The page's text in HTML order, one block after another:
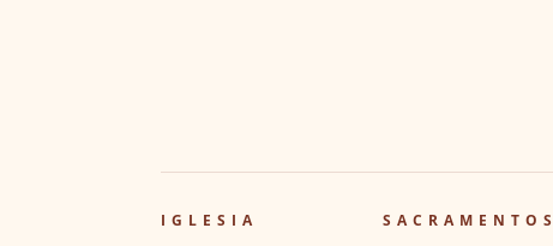
IGLESIA SACRAMENTOS